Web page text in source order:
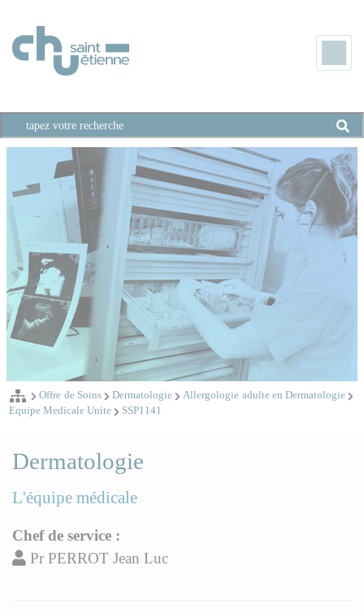
Offre de Soins Dermatologie
Allergologie adulte en Dermatologie
Equipe Medicale Unite
SSP1141
Dermatologie
L'équipe médicale
Chef de service :
Pr PERROT Jean Luc